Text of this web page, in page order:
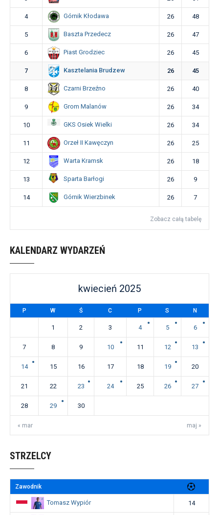
4 Górnik Kłodawa 26 48
5 Baszta Przedecz 26 47
6 Piast Grodziec 26 45
7 Kasztelania Brudzew 26 45
8 Czarni Brzeźno 26 40
9 Grom Malanów 26 34
10 GKS Osiek Wielki 26 34
11 Orzeł II Kawęczyn 26 25
12 Warta Kramsk 26 18
13 Sparta Barłogi 26 9
14 Górnik Wierzbinek 26 7
Zobacz całą tabelę
KALENDARZ WYDARZEŃ
kwiecień 2025
P W Ś C P S N
« mar maj »
1 2 3 4 5 6
7 8 9 10 11 12 13
14 15 16 17 18 19 20
21 22 23 24 25 26 27
28 29 30
STRZELCY
Zawodnik
Tomasz Wypiór 14